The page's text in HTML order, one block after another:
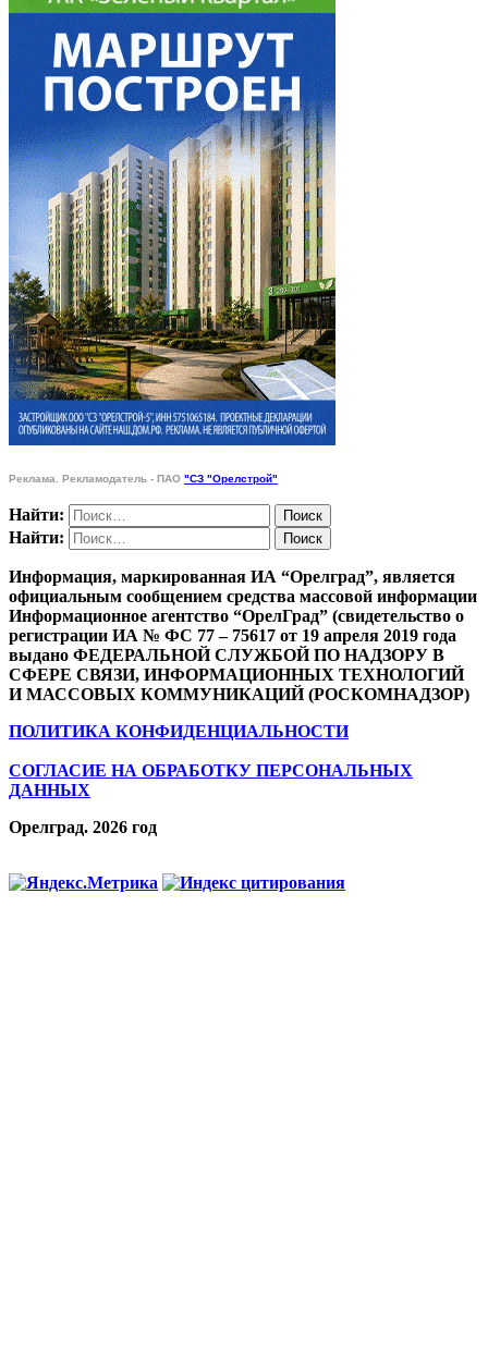
Реклама. Рекламодатель - ПАО "СЗ "Орелстрой"
Найти:
Найти:
Информация, маркированная ИА “Орелград”, является
официальным сообщением средства массовой информации
Информационное агентство “ОрелГрад” (свидетельство о
регистрации ИА № ФС 77 – 75617 от 19 апреля 2019 года
выдано ФЕДЕРАЛЬНОЙ СЛУЖБОЙ ПО НАДЗОРУ В
СФЕРЕ СВЯЗИ, ИНФОРМАЦИОННЫХ ТЕХНОЛОГИЙ
И МАССОВЫХ КОММУНИКАЦИЙ (РОСКОМНАДЗОР)
ПОЛИТИКА КОНФИДЕНЦИАЛЬНОСТИ
СОГЛАСИЕ НА ОБРАБОТКУ ПЕРСОНАЛЬНЫХ
ДАННЫХ
Орелград. 2026 год